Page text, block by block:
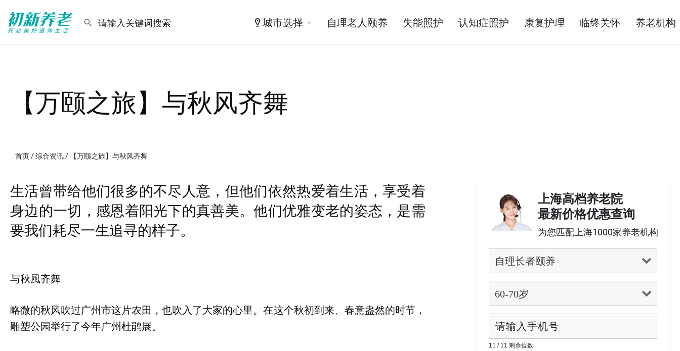
城市选择 自理老人颐养 失能照护 认知症照护 康复护理 临终关怀 养老机构
【万颐之旅】与秋风齐舞
首页/综合资讯/ 【万颐之旅】与秋风齐舞
生活曾带给他们很多的不尽人意，但他们依然热爱着生活，享受着
身边的一切，感恩着阳光下的真善美。他们优雅变老的姿态，是需
要我们耗尽一生追寻的样子。
与秋風齐舞
略微的秋风吹过广州市这片农田，也吹入了大家的心里。在这个秋初到来、春意盎然的时节，
雕塑公园举行了今年广州杜鹃展。
上海高档养老院
最新价格优惠查询
为您匹配上海1000家养老机构
11 / 11 剩余位数